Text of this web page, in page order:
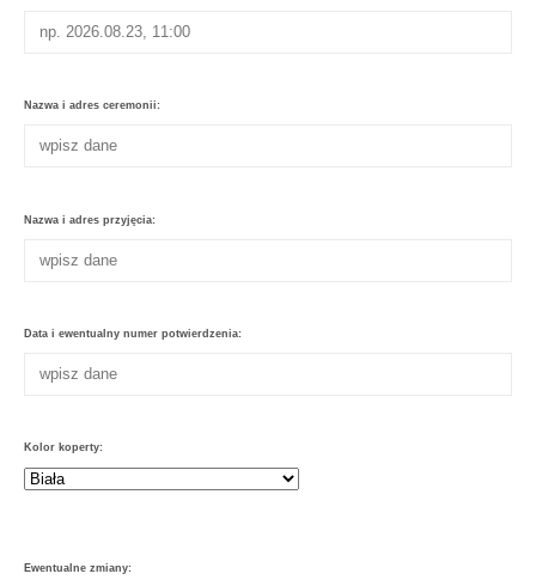
Nazwa i adres ceremonii:
Nazwa i adres przyjęcia:
Data i ewentualny numer potwierdzenia:
Kolor koperty:
Ewentualne zmiany: